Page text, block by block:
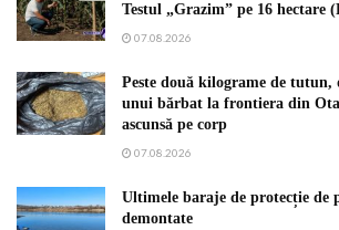
Testul „Grazim” pe 16 hectare
07.08.2026
Peste două kilograme de tutun,
unui bărbat la frontiera din
ascunsă pe corp
07.08.2026
Ultimele baraje de protecție de
demontate